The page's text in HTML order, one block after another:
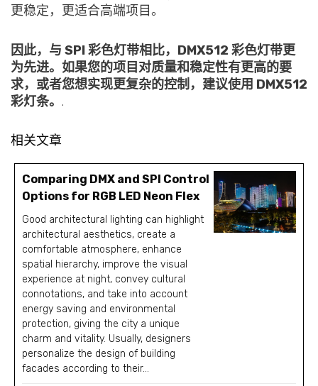
更稳定，更适合高端项目。
因此，与 SPI 彩色灯带相比，DMX512 彩色灯带更
为先进。如果您的项目对质量和稳定性有更高的要
求，或者您想实现更复杂的控制，建议使用 DMX512
彩灯条。 .
相关文章
Comparing DMX and SPI Control
Options for RGB LED Neon Flex
Good architectural lighting can highlight
architectural aesthetics, create a
comfortable atmosphere, enhance
spatial hierarchy, improve the visual
experience at night, convey cultural
connotations, and take into account
energy saving and environmental
protection, giving the city a unique
charm and vitality. Usually, designers
personalize the design of building
facades according to their...